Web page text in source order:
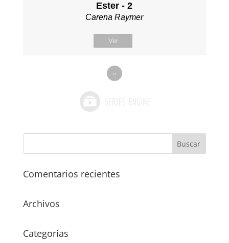
Ester - 2
Carena Raymer
Ver
»
Comentarios recientes
Archivos
Categorías